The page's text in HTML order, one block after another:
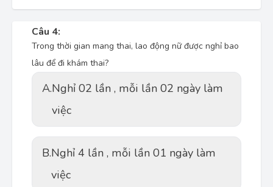
Câu 4:
Trong thời gian mang thai, lao động nữ được nghỉ bao
lâu để đi khám thai?
A.Nghỉ 02 lần , mỗi lần 02 ngày làm
việc
B.Nghỉ 4 lần , mỗi lần 01 ngày làm
việc